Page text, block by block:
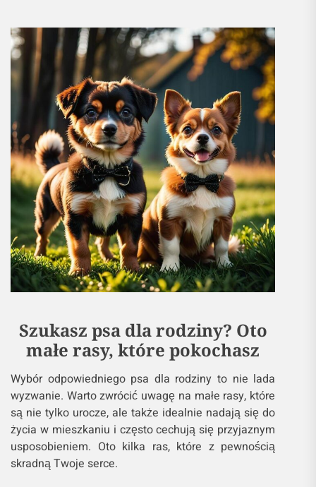
Szukasz psa dla rodziny? Oto
małe rasy, które pokochasz
Wybór odpowiedniego psa dla rodziny to nie lada
wyzwanie. Warto zwrócić uwagę na małe rasy, które
są nie tylko urocze, ale także idealnie nadają się do
życia w mieszkaniu i często cechują się przyjaznym
usposobieniem. Oto kilka ras, które z pewnością
skradną Twoje serce.